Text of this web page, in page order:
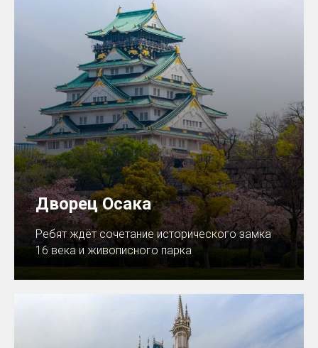
Дворец Осака
Ребят ждёт сочетание исторического замка
16 века и живописного парка